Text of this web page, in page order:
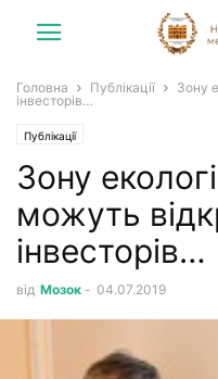
Головна Публікації
Зону
інвесторів…
Публікації
Зону
можуть
інвесторів…
від Мозок - 04.07.2019